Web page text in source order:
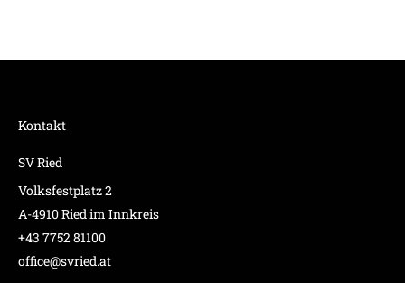
Kontakt
SV Ried
Volksfestplatz 2
A-4910 Ried im Innkreis
+43 7752 81100
office@svried.at